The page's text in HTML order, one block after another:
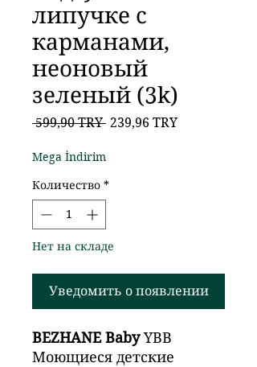
липучке с
карманами,
неоновый
зеленый (3k)
599,90 TRY Обычная
239,96 TRYСпеццена
Mega İndirim
Количество *
Нет на складе
Уведомить о появлении
BEZHANE BabyYBB
Моющиеся детские